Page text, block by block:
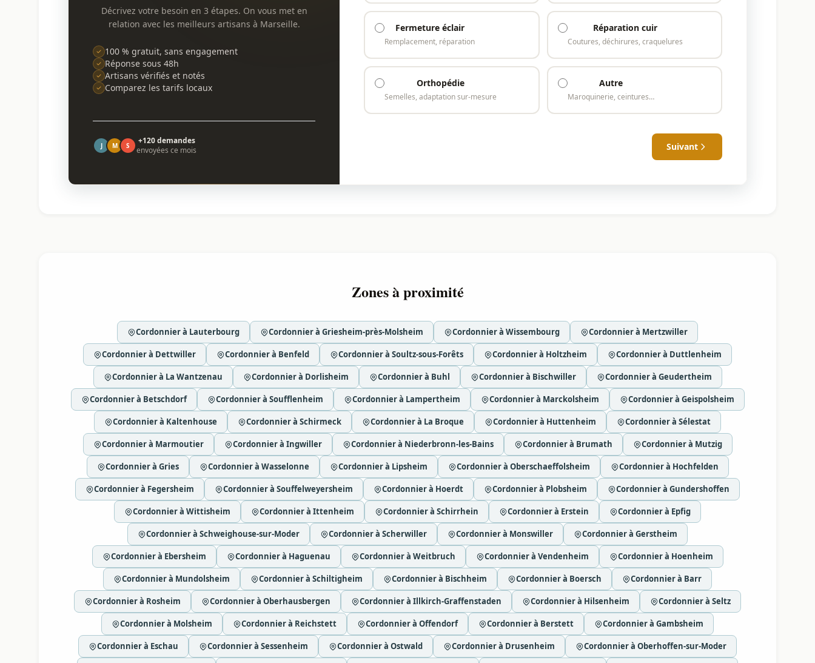
Décrivez votre besoin en 3 étapes. On vous met en
relation avec les meilleurs artisans à Marseille.
100 % gratuit, sans engagement
Réponse sous 48h
Artisans vérifiés et notés
Comparez les tarifs locaux
J M S
+120 demandes
envoyées ce mois
Fermeture éclair
Remplacement, réparation
Réparation cuir
Coutures, déchirures, craquelures
Orthopédie
Semelles, adaptation sur-mesure
Autre
Maroquinerie, ceintures…
Suivant
Zones à proximité
Cordonnier à Lauterbourg Cordonnier à Griesheim-près-Molsheim Cordonnier à Wissembourg Cordonnier à Mertzwiller
Cordonnier à Dettwiller Cordonnier à Benfeld Cordonnier à Soultz-sous-Forêts Cordonnier à Holtzheim Cordonnier à Duttlenheim
Cordonnier à La Wantzenau Cordonnier à Dorlisheim Cordonnier à Buhl Cordonnier à Bischwiller Cordonnier à Geudertheim
Cordonnier à Betschdorf Cordonnier à Soufflenheim Cordonnier à Lampertheim Cordonnier à Marckolsheim Cordonnier à Geispolsheim
Cordonnier à Kaltenhouse Cordonnier à Schirmeck Cordonnier à La Broque Cordonnier à Huttenheim Cordonnier à Sélestat
Cordonnier à Marmoutier Cordonnier à Ingwiller Cordonnier à Niederbronn-les-Bains Cordonnier à Brumath Cordonnier à Mutzig
Cordonnier à Gries Cordonnier à Wasselonne Cordonnier à Lipsheim Cordonnier à Oberschaeffolsheim Cordonnier à Hochfelden
Cordonnier à Fegersheim Cordonnier à Souffelweyersheim Cordonnier à Hoerdt Cordonnier à Plobsheim Cordonnier à Gundershoffen
Cordonnier à Wittisheim Cordonnier à Ittenheim Cordonnier à Schirrhein Cordonnier à Erstein Cordonnier à Epfig
Cordonnier à Schweighouse-sur-Moder Cordonnier à Scherwiller Cordonnier à Monswiller Cordonnier à Gerstheim
Cordonnier à Ebersheim Cordonnier à Haguenau Cordonnier à Weitbruch Cordonnier à Vendenheim Cordonnier à Hoenheim
Cordonnier à Mundolsheim Cordonnier à Schiltigheim Cordonnier à Bischheim Cordonnier à Boersch Cordonnier à Barr
Cordonnier à Rosheim Cordonnier à Oberhausbergen Cordonnier à Illkirch-Graffenstaden Cordonnier à Hilsenheim Cordonnier à Seltz
Cordonnier à Molsheim Cordonnier à Reichstett Cordonnier à Offendorf Cordonnier à Berstett Cordonnier à Gambsheim
Cordonnier à Eschau Cordonnier à Sessenheim Cordonnier à Ostwald Cordonnier à Drusenheim Cordonnier à Oberhoffen-sur-Moder